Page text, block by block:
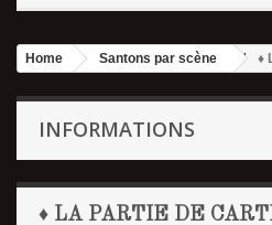
Home Santons par scène ♦
INFORMATIONS
♦ LA PARTIE DE